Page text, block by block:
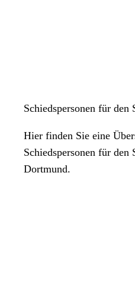
Schiedspersonen für den
Hier finden Sie eine
Schiedspersonen für
Dortmund.